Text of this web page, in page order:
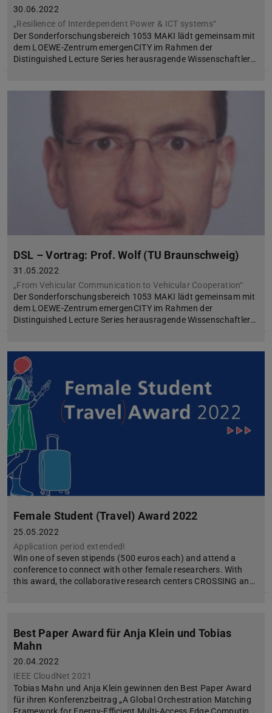
30.06.2022
„Resilience of Interdependent Power & ICT systems“
Der Sonderforschungsbereich 1053 MAKI lädt gemeinsam mit
dem LOEWE-Zentrum emergenCITY im Rahmen der
Distinguished Lecture Series herausragende Wissenschaftler…
DSL – Vortrag: Prof. Wolf (TU Braunschweig)
31.05.2022
„From Vehicular Communication to Vehicular Cooperation“
Der Sonderforschungsbereich 1053 MAKI lädt gemeinsam mit
dem LOEWE-Zentrum emergenCITY im Rahmen der
Distinguished Lecture Series herausragende Wissenschaftler…
Female Student (Travel) Award 2022
25.05.2022
Application period extended!
Win one of seven stipends (500 euros each) and attend a
conference to connect with other female researchers. With
this award, the collaborative research centers CROSSING an…
Best Paper Award für Anja Klein und Tobias
Mahn
20.04.2022
IEEE CloudNet 2021
Tobias Mahn und Anja Klein gewinnen den Best Paper Award
für ihren Konferenzbeitrag „A Global Orchestration Matching
Framework for Energy-Efficient Multi-Access Edge Computin…